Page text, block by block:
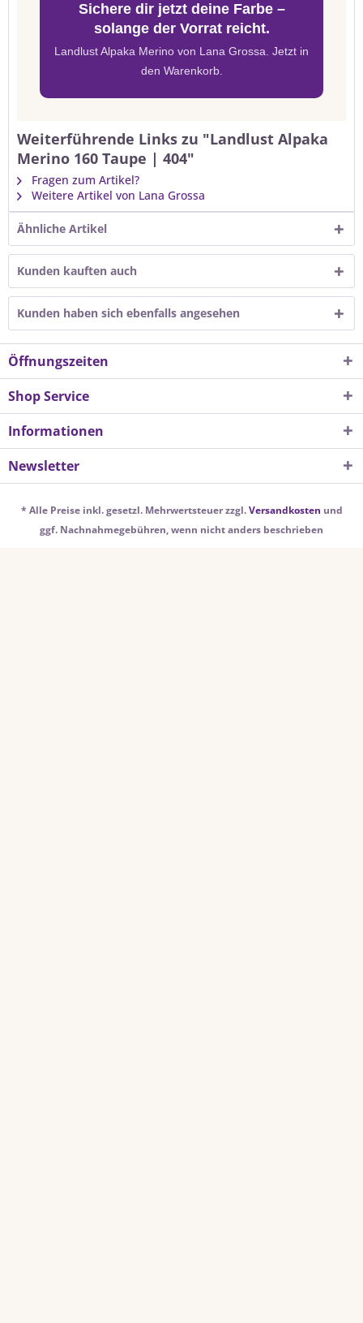
Sichere dir jetzt deine Farbe –
solange der Vorrat reicht.
Landlust Alpaka Merino von Lana Grossa. Jetzt in
den Warenkorb.
Weiterführende Links zu "Landlust Alpaka
Merino 160 Taupe | 404"
Fragen zum Artikel?
Weitere Artikel von Lana Grossa
Ähnliche Artikel
Kunden kauften auch
Kunden haben sich ebenfalls angesehen
Öffnungszeiten
Shop Service
Informationen
Newsletter
* Alle Preise inkl. gesetzl. Mehrwertsteuer zzgl.Versandkosten und
ggf. Nachnahmegebühren, wenn nicht anders beschrieben